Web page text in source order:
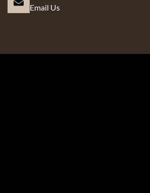
Email Us